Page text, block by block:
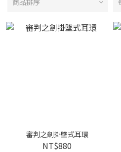
商品排序
審判之劍掛墜式耳環
NT$880